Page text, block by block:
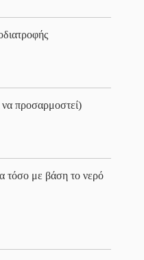
προσαρμοστεί)
τόσο με βάση το νερό